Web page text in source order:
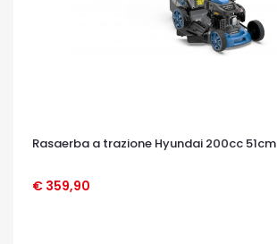
Rasaerba a trazione Hyundai 200cc 51cm
€ 359,90
OCCHIATA VELOCE